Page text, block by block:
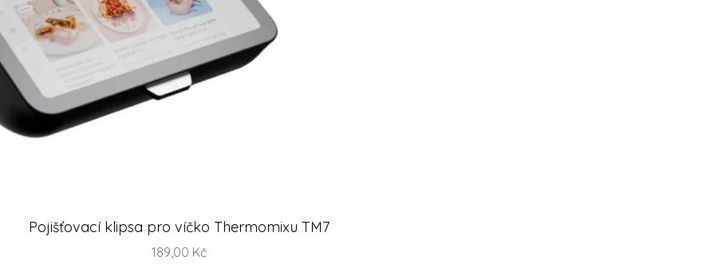
Rychlý náhled
Pojišťovací klipsa pro víčko Thermomixu TM7
Cena
189,00 Kč